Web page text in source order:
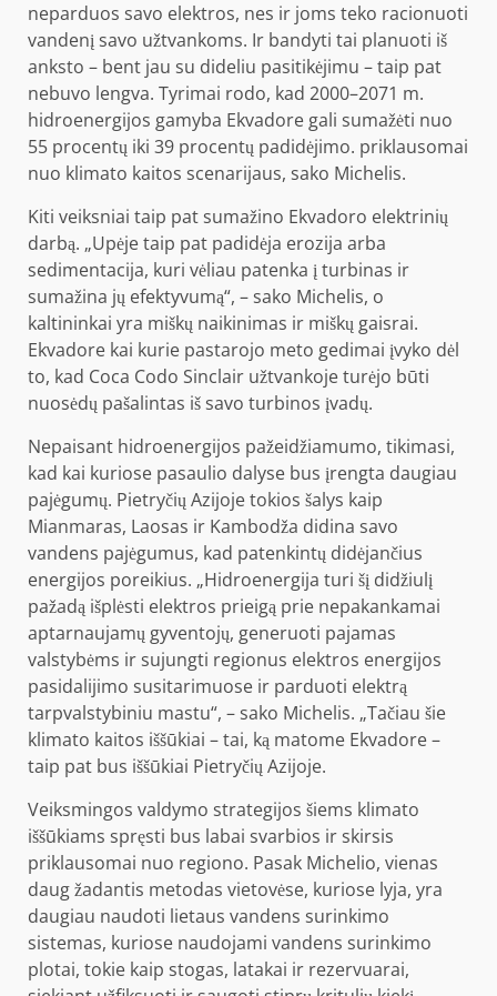
neparduos savo elektros, nes ir joms teko racionuoti
vandenį savo užtvankoms. Ir bandyti tai planuoti iš
anksto – bent jau su dideliu pasitikėjimu – taip pat
nebuvo lengva. Tyrimai rodo, kad 2000–2071 m.
hidroenergijos gamyba Ekvadore gali sumažėti nuo
55 procentų iki 39 procentų padidėjimo. priklausomai
nuo klimato kaitos scenarijaus, sako Michelis.
Kiti veiksniai taip pat sumažino Ekvadoro elektrinių
darbą. „Upėje taip pat padidėja erozija arba
sedimentacija, kuri vėliau patenka į turbinas ir
sumažina jų efektyvumą“, – sako Michelis, o
kaltininkai yra miškų naikinimas ir miškų gaisrai.
Ekvadore kai kurie pastarojo meto gedimai įvyko dėl
to, kad Coca Codo Sinclair užtvankoje turėjo būti
nuosėdų pašalintas iš savo turbinos įvadų.
Nepaisant hidroenergijos pažeidžiamumo, tikimasi,
kad kai kuriose pasaulio dalyse bus įrengta daugiau
pajėgumų. Pietryčių Azijoje tokios šalys kaip
Mianmaras, Laosas ir Kambodža didina savo
vandens pajėgumus, kad patenkintų didėjančius
energijos poreikius. „Hidroenergija turi šį didžiulį
pažadą išplėsti elektros prieigą prie nepakankamai
aptarnaujamų gyventojų, generuoti pajamas
valstybėms ir sujungti regionus elektros energijos
pasidalijimo susitarimuose ir parduoti elektrą
tarpvalstybiniu mastu“, – sako Michelis. „Tačiau šie
klimato kaitos iššūkiai – tai, ką matome Ekvadore –
taip pat bus iššūkiai Pietryčių Azijoje.
Veiksmingos valdymo strategijos šiems klimato
iššūkiams spręsti bus labai svarbios ir skirsis
priklausomai nuo regiono. Pasak Michelio, vienas
daug žadantis metodas vietovėse, kuriose lyja, yra
daugiau naudoti lietaus vandens surinkimo
sistemas, kuriose naudojami vandens surinkimo
plotai, tokie kaip stogas, latakai ir rezervuarai,